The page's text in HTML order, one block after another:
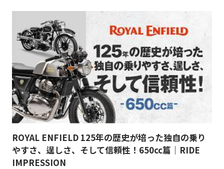
ROYAL ENFIELD 125年の歴史が培った独自の乗り
やすさ、逞しさ、そして信頼性！650cc篇｜RIDE
IMPRESSION